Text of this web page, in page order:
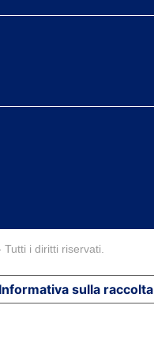
i diritti riservati.
Informativa sulla raccolta